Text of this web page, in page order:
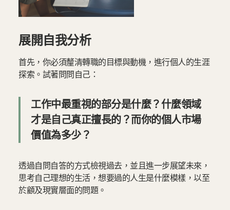
展開自我分析
首先，你必須釐清轉職的目標與動機，進行個人的生涯
探索。試著問問自己：
工作中最重視的部分是什麼？什麼領域
才是自己真正擅長的？而你的個人市場
價值為多少？
透過自問自答的方式檢視過去，並且進一步展望未來，
思考自己理想的生活，想要過的人生是什麼模樣，以至
於顧及現實層面的問題。